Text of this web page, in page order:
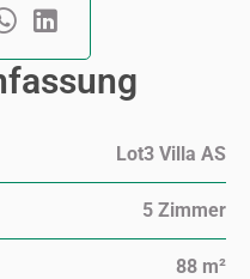
Lot3 Villa AS
5 Zimmer
88 m²